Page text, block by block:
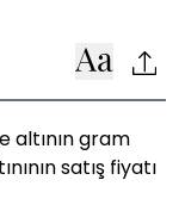
altının gram
satış fiyatı